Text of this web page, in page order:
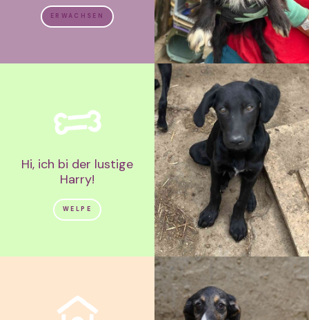
ERWACHSEN
Hi, ich bi der lustige
Harry!
WELPE